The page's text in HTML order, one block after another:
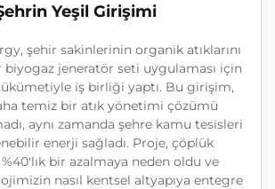
Yeşil Girişimi
şehir sakinlerinin organik atıklarını
biyogaz jeneratör seti uygulaması için
iş birliği yaptı. Bu girişim,
temiz bir atık yönetimi çözümü
aynı zamanda şehre kamu tesisleri
enerji sağladı. Proje, çöplük
%40'lık bir azalmaya neden oldu ve
nasıl kentsel altyapıya entegre